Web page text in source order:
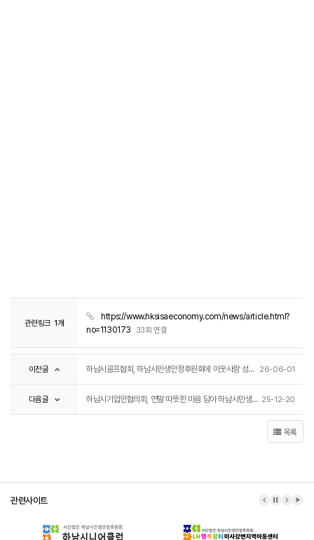
관련링크 1개
https://www.hksisaeconomy.com/news/article.html?
no=1130173
33회 연결
이전글 하남시골프협회, 하남시민생안정후원회에 이웃사랑 성금 100만원 전달 26-06-01
다음글 하남시기업인협의회, 연말 따뜻한 마음 담아 하남시민생안정후원회에 성금 300만원 전달 25-12-20
목록
관련사이트 이전 배너
배너 정지
다음 배
배